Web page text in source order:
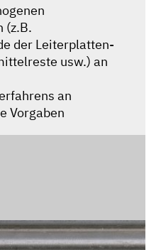
(z.B.
der Leiterplatten-
usw.) an
an
Vorgaben